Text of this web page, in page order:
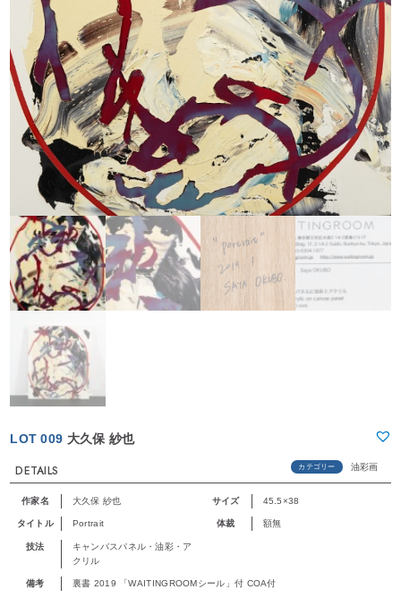
LOT 009 大久保 紗也
DETAILS カテゴリー 油彩画
作家名 大久保 紗也 サイズ 45.5×38
タイトル Portrait 体裁 額無
技法
キャンバスパネル・油彩・ア
クリル
備考 裏書 2019 「WAITINGROOMシール」付 COA付